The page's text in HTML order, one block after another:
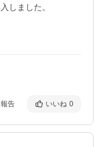
しました。
告 いいね 0